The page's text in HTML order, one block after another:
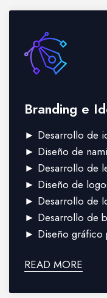
Branding e
► Desarrollo de
► Diseño de
► Desarrollo de
► Diseño de
► Desarrollo de
► Desarrollo de
► Diseño gráfico
READ MORE